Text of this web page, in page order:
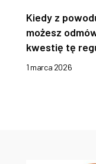
Kiedy z
możesz
kwestię tę
1 marca 2026